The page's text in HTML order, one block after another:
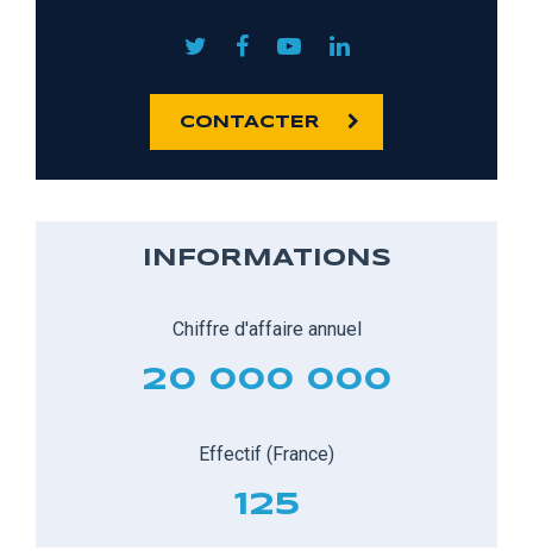
CONTACTER
INFORMATIONS
Chiffre d'affaire annuel
20 000 000
Effectif (France)
125